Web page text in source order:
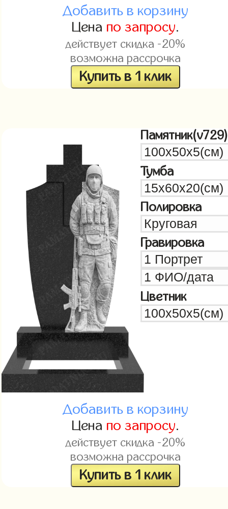
Добавить в корзину
Цена по запросу.
действует скидка -20%
возможна рассрочка
Купить в 1 клик
Памятник(v729)
Тумба
Полировка
Гравировка
Цветник
Добавить в корзину
Цена по запросу.
действует скидка -20%
возможна рассрочка
Купить в 1 клик